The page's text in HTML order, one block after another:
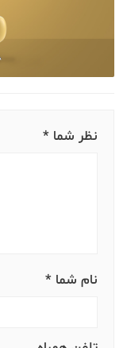
نظر شما *
نام شما *